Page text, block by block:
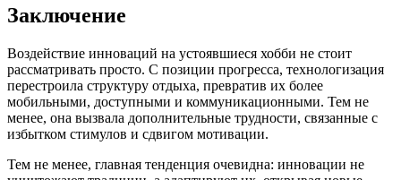
Заключение
Воздействие инноваций на устоявшиеся хобби не стоит
рассматривать просто. С позиции прогресса, технологизация
перестроила структуру отдыха, превратив их более
мобильными, доступными и коммуникационными. Тем не
менее, она вызвала дополнительные трудности, связанные с
избытком стимулов и сдвигом мотивации.
Тем не менее, главная тенденция очевидна: инновации не